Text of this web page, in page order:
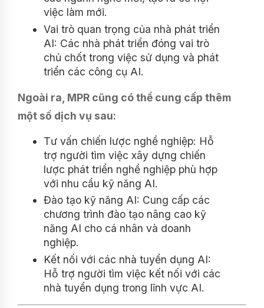
việc làm mới.
Vai trò quan trọng của nhà phát triển
AI: Các nhà phát triển đóng vai trò
chủ chốt trong việc sử dụng và phát
triển các công cụ AI.
Ngoài ra, MPR cũng có thể cung cấp thêm
một số dịch vụ sau:
Tư vấn chiến lược nghề nghiệp: Hỗ
trợ người tìm việc xây dựng chiến
lược phát triển nghề nghiệp phù hợp
với nhu cầu kỹ năng AI.
Đào tạo kỹ năng AI: Cung cấp các
chương trình đào tạo nâng cao kỹ
năng AI cho cá nhân và doanh
nghiệp.
Kết nối với các nhà tuyển dụng AI:
Hỗ trợ người tìm việc kết nối với các
nhà tuyển dụng trong lĩnh vực AI.